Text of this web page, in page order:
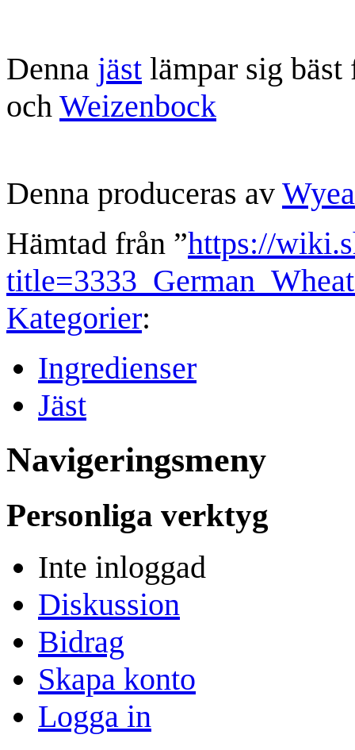
Denna jäst lämpar sig
och Weizenbock
Denna produceras av
Hämtad från ”https://
Kategorier:
Ingredienser
Jäst
Navigeringsmeny
Personliga verktyg
Inte inloggad
Diskussion
Bidrag
Skapa konto
Logga in